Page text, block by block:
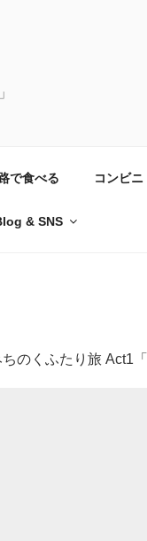
で食べる コンビ
& SNS
のくふたり旅 Act1